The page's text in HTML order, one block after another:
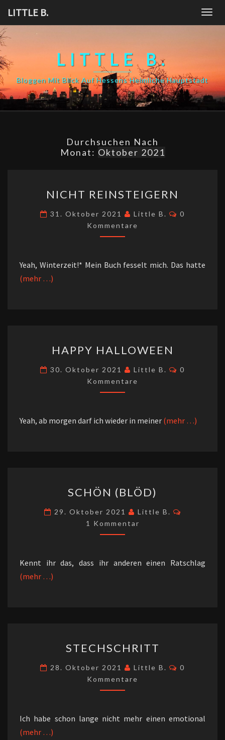
content
LITTLE B.
LITTLE B.
Bloggen Mit Blick Auf Hessens Heimliche Hauptstadt
Durchsuchen Nach
Monat: Oktober 2021
REINSTEIGERN
NICHT REINSTEIGERN
31. Oktober 2021 Little B.
0
Kommentare
Yeah, Winterzeit!* Mein Buch fesselt mich. Das hatte
(mehr …)
HALLOWEEN
HAPPY HALLOWEEN
30. Oktober 2021 Little B.
0
Kommentare
Yeah, ab morgen darf ich wieder in meiner (mehr …)
(BLÖD)
SCHÖN (BLÖD)
29. Oktober 2021 Little B.
1 Kommentar
Kennt ihr das, dass ihr anderen einen Ratschlag
(mehr …)
STECHSCHRITT
28. Oktober 2021 Little B.
0
Kommentare
Ich habe schon lange nicht mehr einen emotional
(mehr …)